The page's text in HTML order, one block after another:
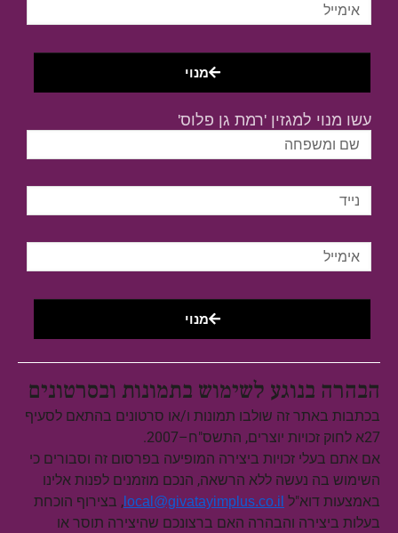
מנוי
עשו מנוי למגזין 'רמת גן פלוס'
מנוי
הבהרה בנוגע לשימוש בתמונות ובסרטונים
בכתבות באתר זה שולבו תמונות ו/או סרטונים בהתאם לסעיף
27א לחוק זכויות יוצרים, התשס"ח–2007.
אם אתם בעלי זכויות ביצירה המופיעה בפרסום זה וסבורים כי
השימוש בה נעשה ללא הרשאה, הנכם מוזמנים לפנות אלינו
באמצעות דוא"ל local@givatayimplus.co.il , בצירוף הוכחת
בעלות ביצירה והבהרה האם ברצונכם שהיצירה תוסר או